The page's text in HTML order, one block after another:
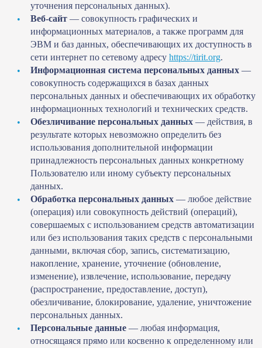
уточнения персональных данных).
Веб-сайт — совокупность графических и
информационных материалов, а также программ для
ЭВМ и баз данных, обеспечивающих их доступность в
сети интернет по сетевому адресу https://tirit.org.
Информационная система персональных данных —
совокупность содержащихся в базах данных
персональных данных и обеспечивающих их обработку
информационных технологий и технических средств.
Обезличивание персональных данных — действия, в
результате которых невозможно определить без
использования дополнительной информации
принадлежность персональных данных конкретному
Пользователю или иному субъекту персональных
данных.
Обработка персональных данных — любое действие
(операция) или совокупность действий (операций),
совершаемых с использованием средств автоматизации
или без использования таких средств с персональными
данными, включая сбор, запись, систематизацию,
накопление, хранение, уточнение (обновление,
изменение), извлечение, использование, передачу
(распространение, предоставление, доступ),
обезличивание, блокирование, удаление, уничтожение
персональных данных.
Персональные данные — любая информация,
относящаяся прямо или косвенно к определенному или